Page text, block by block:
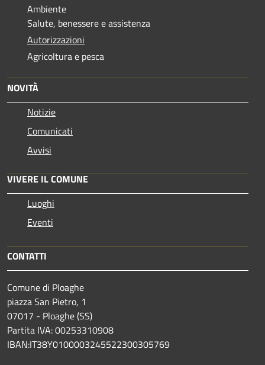
Ambiente
Salute, benessere e assistenza
Autorizzazioni
Agricoltura e pesca
NOVITÀ
Notizie
Comunicati
Avvisi
VIVERE IL COMUNE
Luoghi
Eventi
CONTATTI
Comune di Ploaghe
piazza San Pietro, 1
07017 - Ploaghe (SS)
Partita IVA: 00253310908
IBAN:IT38Y0100003245522300305769